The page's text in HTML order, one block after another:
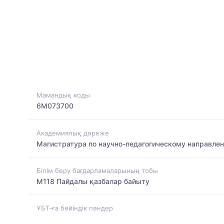
Мамандық коды
6M073700
Академиялық дәреже
Магистратура по научно-педагогическому
Білім беру бағдарламаларының тобы
M118 Пайдалы қазбалар байыту
ҰБТ-ға бейіндік пәндер